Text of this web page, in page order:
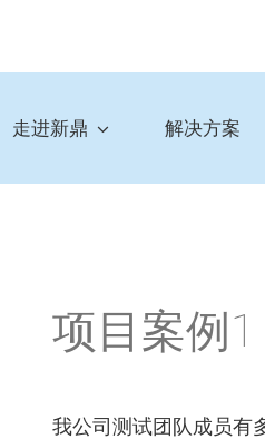
走进新鼎 解决方案
项目案例1
我公司测试团队成员有